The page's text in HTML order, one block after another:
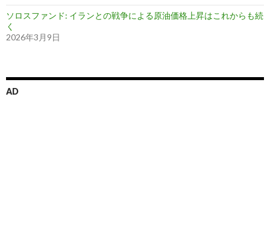
ソロスファンド: イランとの戦争による原油価格上昇はこれからも続
く
2026年3月9日
AD